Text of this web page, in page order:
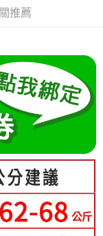
大直營門市／銀行轉
本公司）所提供，讓
店將買賣／分期付款
帳款。
，商店將以您的個人
及更正。
userRule
「AFTEE先享後付」
。
，可透過四大超商／
成。
要取消訂單，請聯絡
，需透過AFTEE先享
顯示為準，若有關於
繫「AFTEE先享後付
support/home
享後付」服務完成之交
相關給付款項請求債
金額 (1點等於1元)。
推薦